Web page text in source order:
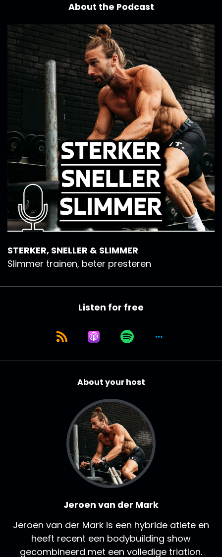
About the Podcast
STERKER, SNELLER & SLIMMER
Slimmer trainen, beter presteren
Listen for free
About your host
Jeroen van der Mark
Jeroen van der Mark is een hybride atlete en
heeft recent een bodybuilding show
gecombineerd met een volledige triatlon.